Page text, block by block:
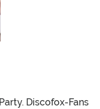
Discofox-Fans